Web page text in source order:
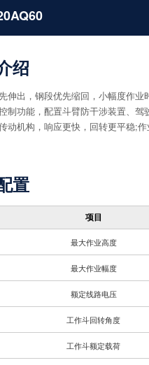
绍
伸出，钢段优先缩回，小幅度作业
制功能，配置斗臂防干涉装置、
动机构，响应更快，回转更平稳;作
置
项目
最大作业高度
最大作业幅度
额定线路电压
工作斗回转角度
工作斗额定载荷